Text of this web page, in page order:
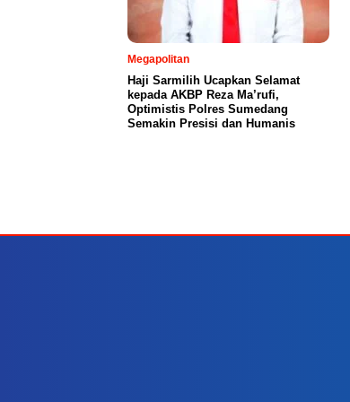
Megapolitan
Haji Sarmilih Ucapkan Selamat
kepada AKBP Reza Ma’rufi,
Optimistis Polres Sumedang
Semakin Presisi dan Humanis